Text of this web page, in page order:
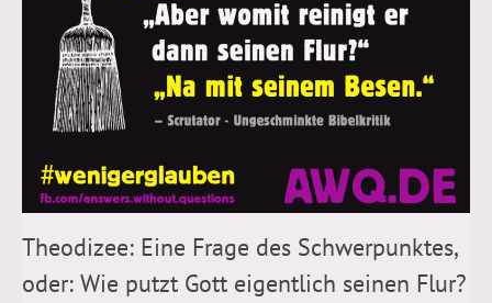
Theodizee: Eine Frage des Schwerpunktes,
oder: Wie putzt Gott eigentlich seinen Flur?